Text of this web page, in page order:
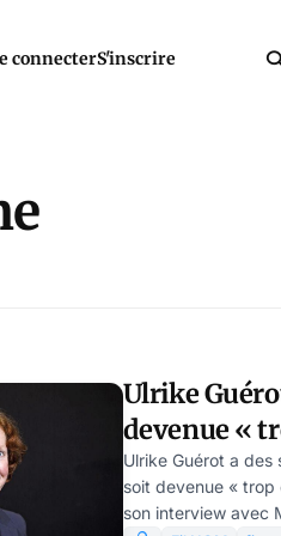
connecterS'inscrire
Ulrike
devenue «
l’Europe ?
Klöckner
Ulrike Guérot a
soit devenue « trop
son interview avec